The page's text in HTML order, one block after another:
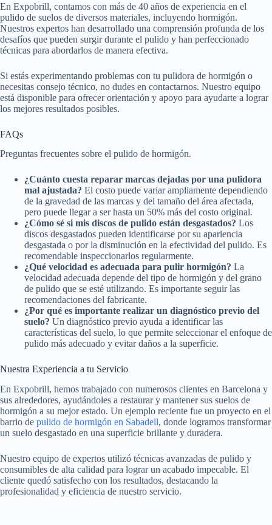
En Expobrill, contamos con más de 40 años de experiencia en el
pulido de suelos de diversos materiales, incluyendo hormigón.
Nuestros expertos han desarrollado una comprensión profunda de los
desafíos que pueden surgir durante el pulido y han perfeccionado
técnicas para abordarlos de manera efectiva.
Si estás experimentando problemas con tu pulidora de hormigón o
necesitas consejo técnico, no dudes en contactarnos. Nuestro equipo
está disponible para ofrecer orientación y apoyo para ayudarte a lograr
los mejores resultados posibles.
FAQs
Preguntas frecuentes sobre el pulido de hormigón.
¿Cuánto cuesta reparar marcas dejadas por una pulidora
mal ajustada? El costo puede variar ampliamente dependiendo
de la gravedad de las marcas y del tamaño del área afectada,
pero puede llegar a ser hasta un 50% más del costo original.
¿Cómo sé si mis discos de pulido están desgastados? Los
discos desgastados pueden identificarse por su apariencia
desgastada o por la disminución en la efectividad del pulido. Es
recomendable inspeccionarlos regularmente.
¿Qué velocidad es adecuada para pulir hormigón? La
velocidad adecuada depende del tipo de hormigón y del grano
de pulido que se esté utilizando. Es importante seguir las
recomendaciones del fabricante.
¿Por qué es importante realizar un diagnóstico previo del
suelo? Un diagnóstico previo ayuda a identificar las
características del suelo, lo que permite seleccionar el enfoque de
pulido más adecuado y evitar daños a la superficie.
Nuestra Experiencia a tu Servicio
En Expobrill, hemos trabajado con numerosos clientes en Barcelona y
sus alrededores, ayudándoles a restaurar y mantener sus suelos de
hormigón a su mejor estado. Un ejemplo reciente fue un proyecto en el
barrio de pulido de hormigón en Sabadell, donde logramos transformar
un suelo desgastado en una superficie brillante y duradera.
Nuestro equipo de expertos utilizó técnicas avanzadas de pulido y
consumibles de alta calidad para lograr un acabado impecable. El
cliente quedó satisfecho con los resultados, destacando la
profesionalidad y eficiencia de nuestro servicio.